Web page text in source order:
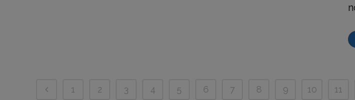
1 2 3 4 5 6 7 8 9 10 11